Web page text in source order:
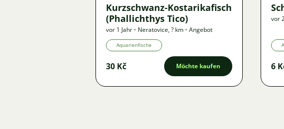
Kurzschwanz-Kostarikafisch
(Phallichthys Tico)
vor 1 Jahr • Neratovice,? km • Angebot
Aquarienfische
30 Kč Möchte kaufen
vor
6